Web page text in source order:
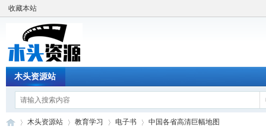
收藏本站
木头资源站
木头资源站 教育学习 电子书 中国各省高清巨幅地图